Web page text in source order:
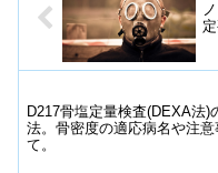
D217骨塩定量検査(DEXA法)
法。骨密度の適応病名や注
て。